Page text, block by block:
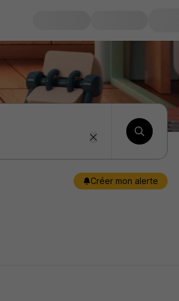
Créer mon alerte